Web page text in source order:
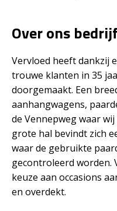
Over ons bedrijf
Vervloed heeft dankzij
trouwe klanten in 35
doorgemaakt. Een
aanhangwagens,
de Vennepweg waar
grote hal bevindt zich
waar de gebruikte
gecontroleerd worden.
keuze aan occasions
en overdekt.